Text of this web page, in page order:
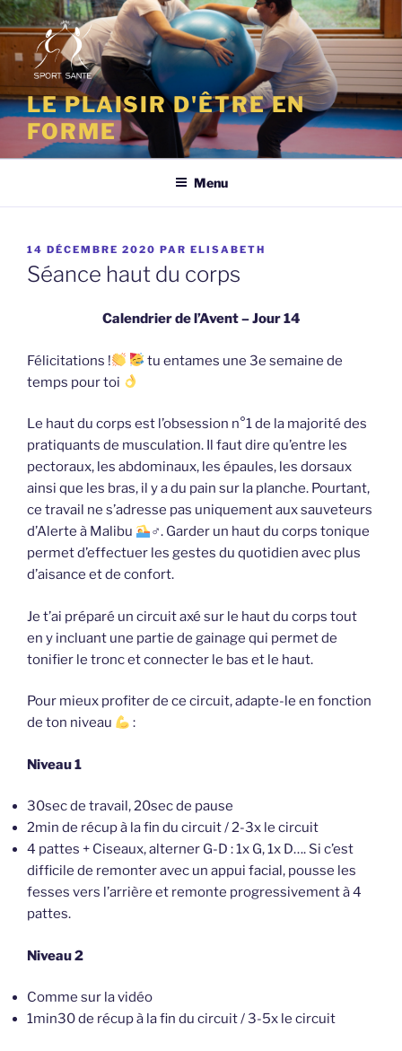
Aller
au
contenu
principal
LE PLAISIR D'ÊTRE EN
FORME
Menu
PUBLIÉ
LE
14 DÉCEMBRE 2020 PAR ELISABETH
Séance haut du corps
Calendrier de l’Avent – Jour 14
Félicitations !
tu entames une 3e semaine de
temps pour toi
Le haut du corps est l’obsession n°1 de la majorité des
pratiquants de musculation. Il faut dire qu’entre les
pectoraux, les abdominaux, les épaules, les dorsaux
ainsi que les bras, il y a du pain sur la planche. Pourtant,
ce travail ne s’adresse pas uniquement aux sauveteurs
d’Alerte à Malibu
‍♂. Garder un haut du corps tonique
permet d’effectuer les gestes du quotidien avec plus
d’aisance et de confort.
Je t’ai préparé un circuit axé sur le haut du corps tout
en y incluant une partie de gainage qui permet de
tonifier le tronc et connecter le bas et le haut.
Pour mieux profiter de ce circuit, adapte-le en fonction
de ton niveau
:
Niveau 1
30sec de travail, 20sec de pause
2min de récup à la fin du circuit / 2-3x le circuit
4 pattes + Ciseaux, alterner G-D : 1x G, 1x D…. Si c’est
difficile de remonter avec un appui facial, pousse les
fesses vers l’arrière et remonte progressivement à 4
pattes.
Niveau 2
Comme sur la vidéo
1min30 de récup à la fin du circuit / 3-5x le circuit